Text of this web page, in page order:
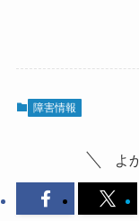
障害情報
よ